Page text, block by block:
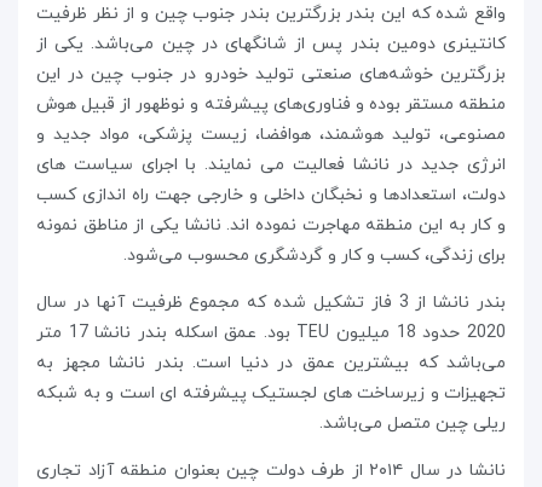
واقع شده که این بندر بزرگترین بندر جنوب چین و از نظر ظرفیت
کانتینری دومین بندر پس از شانگهای در چین می‌باشد. یکی از
بزرگترین خوشه‌های صنعتی تولید خودرو در جنوب چین در این
منطقه مستقر بوده و فناوری‌های پیشرفته و نوظهور از قبیل هوش
مصنوعی، تولید هوشمند، هوافضا، زیست پزشکی، مواد جدید و
انرژی جدید در نانشا فعالیت می نمایند. با اجرای سیاست های
دولت، استعدادها و نخبگان داخلی و خارجی جهت راه اندازی کسب
و کار به این منطقه مهاجرت نموده اند. نانشا یکی از مناطق نمونه
برای زندگی، کسب و کار و گردشگری محسوب می‌شود.
بندر نانشا از 3 فاز تشکیل شده که مجموع ظرفیت آنها در سال
2020 حدود 18 میلیون TEU بود. عمق اسکله بندر نانشا 17 متر
می‌باشد که بیشترین عمق در دنیا است. بندر نانشا مجهز به
تجهیزات و زیرساخت های لجستیک پیشرفته ای است و به شبکه
ریلی چین متصل می‌باشد.
نانشا در سال ۲۰۱۴ از طرف دولت چین بعنوان منطقه آزاد تجاری